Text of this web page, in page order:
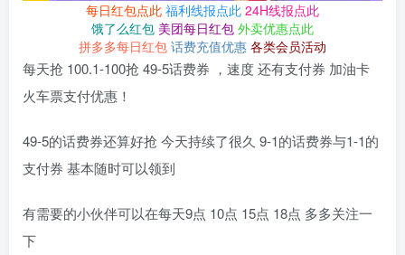
每日红包点此 福利线报点此 24H线报点此
饿了么红包 美团每日红包 外卖优惠点此
拼多多每日红包 话费充值优惠 各类会员活动
每天抢 100.1-100抢 49-5话费券 ，速度 还有支付券 加油卡
火车票支付优惠！
49-5的话费券还算好抢 今天持续了很久 9-1的话费券与1-1的
支付券 基本随时可以领到
有需要的小伙伴可以在每天9点 10点 15点 18点 多多关注一
下